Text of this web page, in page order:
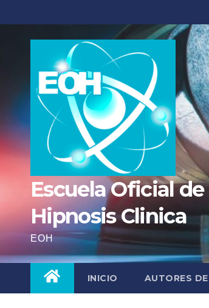
Escuela Oficial de
Hipnosis Clinica
EOH
INICIO AUTORES